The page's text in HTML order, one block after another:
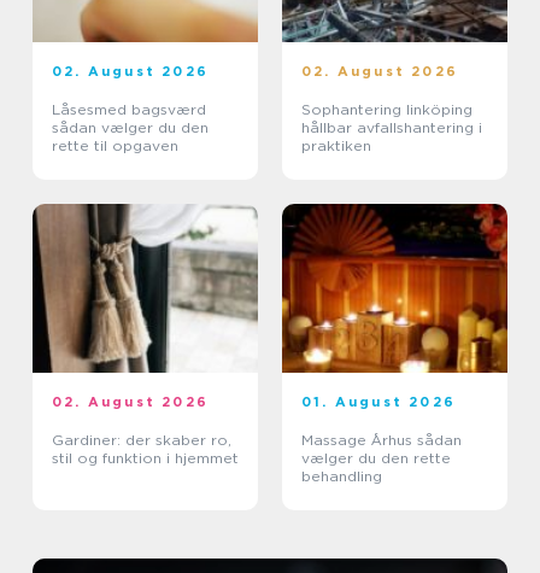
02. August 2026
Låsesmed bagsværd
sådan vælger du den
rette til opgaven
02. August 2026
Sophantering linköping
hållbar avfallshantering i
praktiken
02. August 2026
Gardiner: der skaber ro,
stil og funktion i hjemmet
01. August 2026
Massage Århus sådan
vælger du den rette
behandling